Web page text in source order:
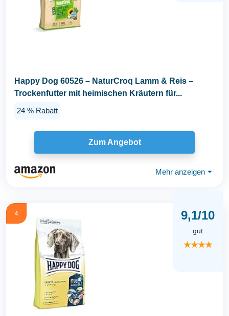
Happy Dog 60526 – NaturCroq Lamm & Reis –
Trockenfutter mit heimischen Kräutern für...
24 % Rabatt
Zum Angebot
Mehr anzeigen ⏷
4 9,1/10
gut
★★★★